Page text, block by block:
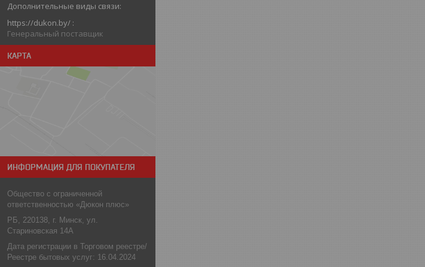
https://dukon.by/
Генеральный поставщик
КАРТА
ИНФОРМАЦИЯ ДЛЯ ПОКУПАТЕЛЯ
Общество с ограниченной
ответственностью «Дюкон плюс»
РБ, 220138, г. Минск, ул.
Стариновская 14А
Дата регистрации в Торговом реестре/
Реестре бытовых услуг: 16.04.2024